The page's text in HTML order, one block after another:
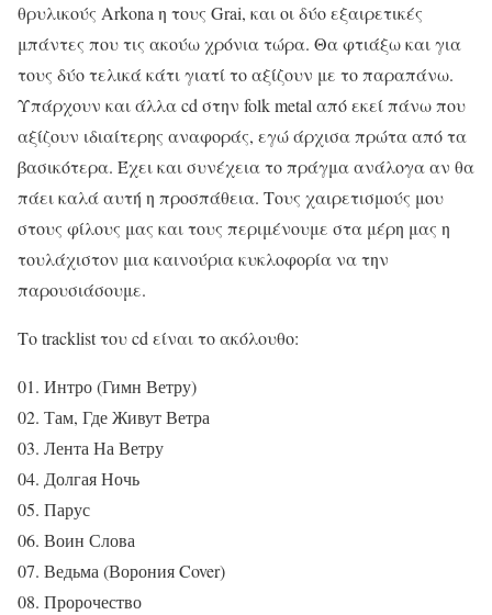
θρυλικούς Arkona η τους Grai, και οι δύο εξαιρετικές
μπάντες που τις ακούω χρόνια τώρα. Θα φτιάξω και για
τους δύο τελικά κάτι γιατί το αξίζουν με το παραπάνω.
Υπάρχουν και άλλα cd στην folk metal από εκεί πάνω που
αξίζουν ιδιαίτερης αναφοράς, εγώ άρχισα πρώτα από τα
βασικότερα. Έχει και συνέχεια το πράγμα ανάλογα αν θα
πάει καλά αυτή η προσπάθεια. Τους χαιρετισμούς μου
στους φίλους μας και τους περιμένουμε στα μέρη μας η
τουλάχιστον μια καινούρια κυκλοφορία να την
παρουσιάσουμε.
Το tracklist του cd είναι το ακόλουθο:
01. Интро (Гимн Ветру)
02. Там, Где Живут Ветра
03. Лента На Ветру
04. Долгая Ночь
05. Парус
06. Воин Слова
07. Ведьма (Ворония Cover)
08. Пророчество